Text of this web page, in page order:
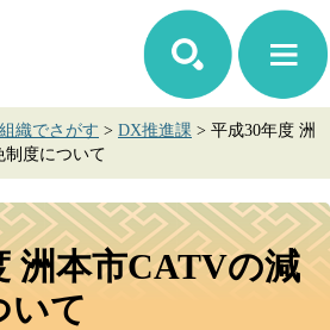
組織でさがす > DX推進課 > 平成30年度 洲
制度について
洲本市CATVの減
いて